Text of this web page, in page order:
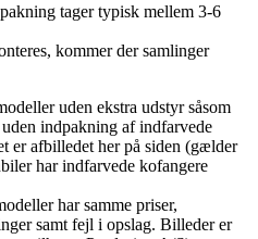
tager typisk mellem 3-6
kommer der samlinger
uden ekstra udstyr såsom
indpakning af indfarvede
er afbilledet her på siden (gælder
har indfarvede kofangere
har samme priser,
samt fejl i opslag. Billeder er